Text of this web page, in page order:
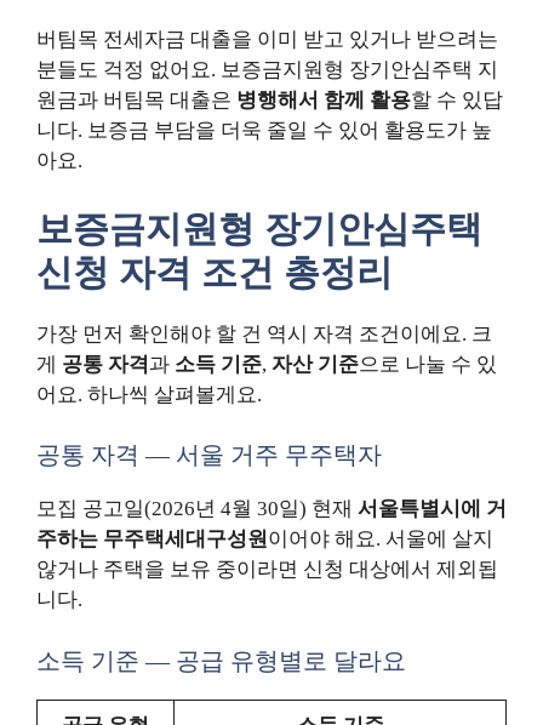
버팀목 전세자금 대출을 이미 받고 있거나 받으려는
분들도 걱정 없어요. 보증금지원형 장기안심주택 지
원금과 버팀목 대출은 병행해서 함께 활용할 수 있답
니다. 보증금 부담을 더욱 줄일 수 있어 활용도가 높
아요.
보증금지원형 장기안심주택
신청 자격 조건 총정리
가장 먼저 확인해야 할 건 역시 자격 조건이에요. 크
게 공통 자격과 소득 기준, 자산 기준으로 나눌 수 있
어요. 하나씩 살펴볼게요.
공통 자격 — 서울 거주 무주택자
모집 공고일(2026년 4월 30일) 현재 서울특별시에 거
주하는 무주택세대구성원이어야 해요. 서울에 살지
않거나 주택을 보유 중이라면 신청 대상에서 제외됩
니다.
소득 기준 — 공급 유형별로 달라요